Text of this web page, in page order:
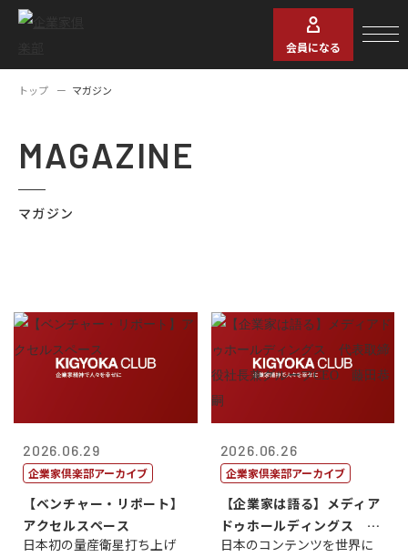
会員になる
トップ マガジン
MAGAZINE
マガジン
2026.06.29
企業家倶楽部アーカイブ
【ベンチャー・リポート】
アクセルスペース
日本初の量産衛星打ち上げ
2026.06.26
企業家倶楽部アーカイブ
【企業家は語る】メディア
ドゥホールディングス 代
表取締役社長...
日本のコンテンツを世界に